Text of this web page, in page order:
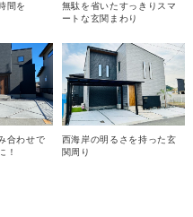
間を
無駄を省いたすっきりスマ
ートな玄関まわり
合わせで
！
西海岸の明るさを持った玄
関周り